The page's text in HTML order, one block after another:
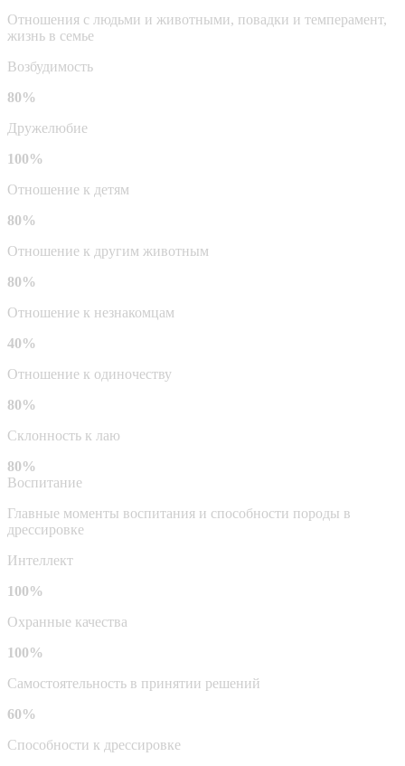
Отношения с людьми и животными, повадки и темперамент,
жизнь в семье
Возбудимость
80%
Дружелюбие
100%
Отношение к детям
80%
Отношение к другим животным
80%
Отношение к незнакомцам
40%
Отношение к одиночеству
80%
Склонность к лаю
80%
Воспитание
Главные моменты воспитания и способности породы в
дрессировке
Интеллект
100%
Охранные качества
100%
Самостоятельность в принятии решений
60%
Способности к дрессировке